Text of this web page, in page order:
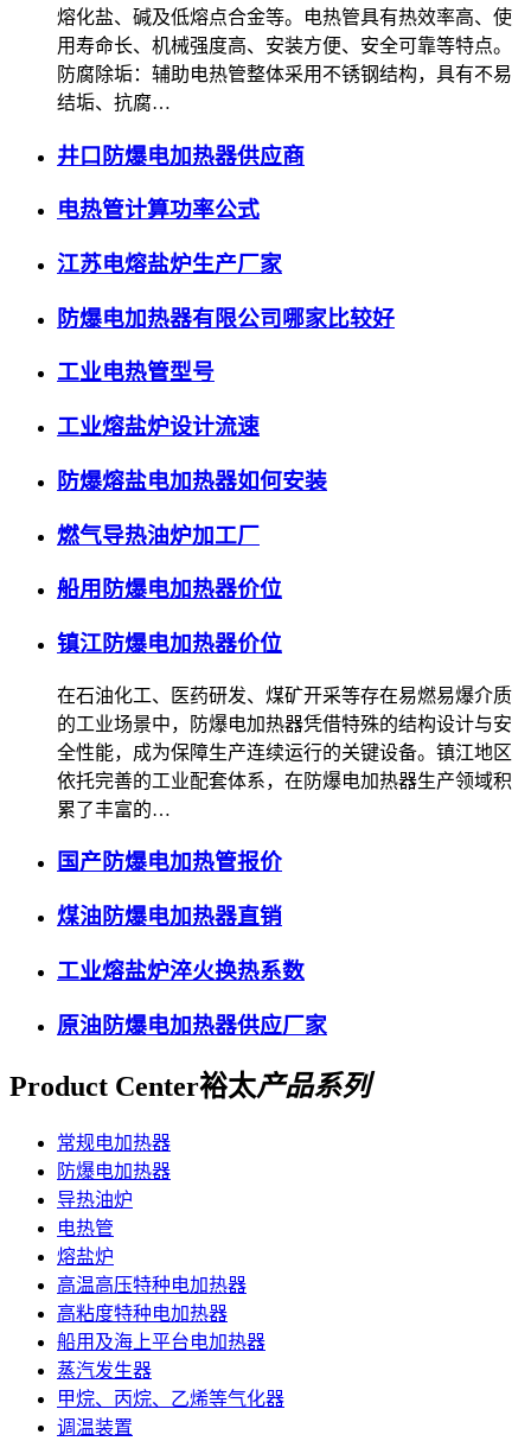
熔化盐、碱及低熔点合金等。电热管具有热效率高、使
用寿命长、机械强度高、安装方便、安全可靠等特点。
防腐除垢：辅助电热管整体采用不锈钢结构，具有不易
结垢、抗腐…
井口防爆电加热器供应商
电热管计算功率公式
江苏电熔盐炉生产厂家
防爆电加热器有限公司哪家比较好
工业电热管型号
工业熔盐炉设计流速
防爆熔盐电加热器如何安装
燃气导热油炉加工厂
船用防爆电加热器价位
镇江防爆电加热器价位
在石油化工、医药研发、煤矿开采等存在易燃易爆介质
的工业场景中，防爆电加热器凭借特殊的结构设计与安
全性能，成为保障生产连续运行的关键设备。镇江地区
依托完善的工业配套体系，在防爆电加热器生产领域积
累了丰富的…
国产防爆电加热管报价
煤油防爆电加热器直销
工业熔盐炉淬火换热系数
原油防爆电加热器供应厂家
Product Center裕太产品系列
常规电加热器
防爆电加热器
导热油炉
电热管
熔盐炉
高温高压特种电加热器
高粘度特种电加热器
船用及海上平台电加热器
蒸汽发生器
甲烷、丙烷、乙烯等气化器
调温装置